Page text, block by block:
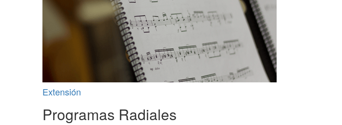
Extensión
Programas Radiales